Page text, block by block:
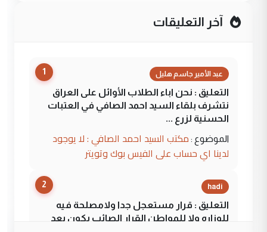
آخر التعليقات
1 عبد الأمير جاسم هليل
التعليق : نحن اباء الطلاب الأوائل على العراق
نتشرف بلقاء السيد احمد الصافي في العتبات
الحسنية لزرع ...
الموضوع : مكتب السيد احمد الصافي : لا يوجود
لدينا اي حساب على الفيس بوك وتويتر
2 hadi
التعليق : قرار مستعجل جدا ولامصلحة فيه
للوزاره ولا للمواطن القرار الصائب يكون بعد